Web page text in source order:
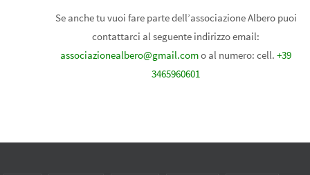
Se anche tu vuoi fare parte dell’associazione Albero puoi
contattarci al seguente indirizzo email:
associazionealbero@gmail.como al numero: cell. +39
3465960601